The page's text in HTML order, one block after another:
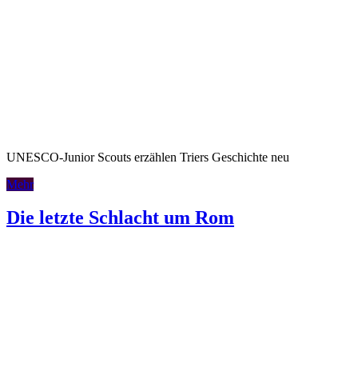
UNESCO-Junior Scouts erzählen Triers Geschichte neu
Mehr
Die letzte Schlacht um Rom